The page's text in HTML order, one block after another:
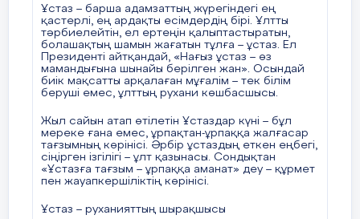
ІІІ. Сахналық көрініс
«Қара қағаз»
Кейіпкерлер:
Әке
Қыз
Тергеуші
Ұстаз – барша адамзаттың жүрегіндегі ең
қастерлі, ең ардақты есімдердің бірі. Ұлтты
тәрбиелейтін, ел ертеңін қалыптастыратын,
болашақтың шамын жағатын тұлға – ұстаз. Ел
Президенті айтқандай, «Нағыз ұстаз – өз
мамандығына шынайы берілген жан». Осындай
биік мақсатты арқалаған мұғалім – тек білім
беруші емес, ұлттың рухани көшбасшысы.
Жыл сайын атап өтілетін Ұстаздар күні – бұл
мереке ғана емес, ұрпақтан-ұрпаққа жалғасар
тағзымның көрінісі. Әрбір ұстаздың еткен еңбегі,
сіңірген ізгілігі – ұлт қазынасы. Сондықтан
«Ұстазға тағзым – ұрпаққа аманат» деу – құрмет
пен жауапкершіліктің көрінісі.
Ұстаз – руханияттың шырақшысы